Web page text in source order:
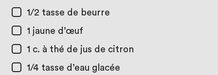
1/2 tasse de beurre
1 jaune d’œuf
1 c. à thé de jus de citron
1/4 tasse d’eau glacée